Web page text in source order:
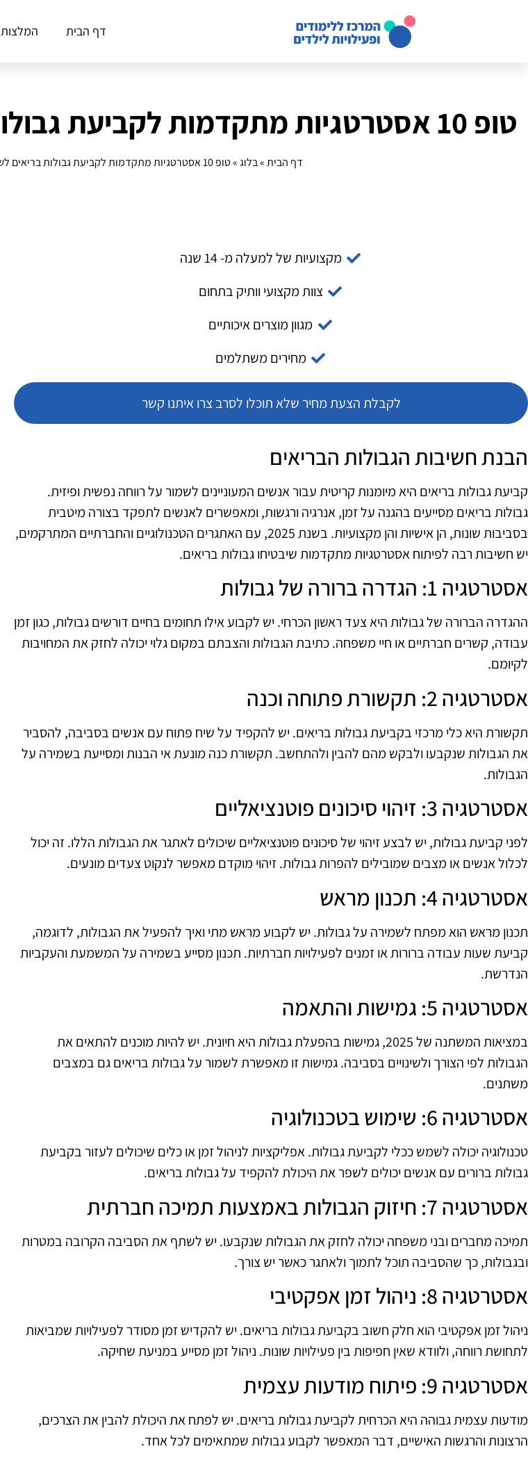
דף הבית המלצות
טופ 10 אסטרטגיות מתקדמות לקביעת גבולות בריאים לשנת 2025
דף הבית»בלוג»טופ 10 אסטרטגיות מתקדמות לקביעת גבולות בריאים לשנת 2025
מקצועיות של למעלה מ- 14 שנה
צוות מקצועי וותיק בתחום
מגוון מוצרים איכותיים
מחירים משתלמים
לקבלת הצעת מחיר שלא תוכלו לסרב צרו איתנו קשר
הבנת חשיבות הגבולות הבריאים
קביעת גבולות בריאים היא מיומנות קריטית עבור אנשים המעוניינים לשמור על רווחה נפשית ופיזית.
גבולות בריאים מסייעים בהגנה על זמן, אנרגיה ורגשות, ומאפשרים לאנשים לתפקד בצורה מיטבית
בסביבות שונות, הן אישיות והן מקצועיות. בשנת 2025, עם האתגרים הטכנולוגיים והחברתיים המתרקמים,
יש חשיבות רבה לפיתוח אסטרטגיות מתקדמות שיבטיחו גבולות בריאים.
אסטרטגיה 1: הגדרה ברורה של גבולות
ההגדרה הברורה של גבולות היא צעד ראשון הכרחי. יש לקבוע אילו תחומים בחיים דורשים גבולות, כגון זמן
עבודה, קשרים חברתיים או חיי משפחה. כתיבת הגבולות והצבתם במקום גלוי יכולה לחזק את המחויבות
לקיומם.
אסטרטגיה 2: תקשורת פתוחה וכנה
תקשורת היא כלי מרכזי בקביעת גבולות בריאים. יש להקפיד על שיח פתוח עם אנשים בסביבה, להסביר
את הגבולות שנקבעו ולבקש מהם להבין ולהתחשב. תקשורת כנה מונעת אי הבנות ומסייעת בשמירה על
הגבולות.
אסטרטגיה 3: זיהוי סיכונים פוטנציאליים
לפני קביעת גבולות, יש לבצע זיהוי של סיכונים פוטנציאליים שיכולים לאתגר את הגבולות הללו. זה יכול
לכלול אנשים או מצבים שמובילים להפרות גבולות. זיהוי מוקדם מאפשר לנקוט צעדים מונעים.
אסטרטגיה 4: תכנון מראש
תכנון מראש הוא מפתח לשמירה על גבולות. יש לקבוע מראש מתי ואיך להפעיל את הגבולות, לדוגמה,
קביעת שעות עבודה ברורות או זמנים לפעילויות חברתיות. תכנון מסייע בשמירה על המשמעת והעקביות
הנדרשת.
אסטרטגיה 5: גמישות והתאמה
במציאות המשתנה של 2025, גמישות בהפעלת גבולות היא חיונית. יש להיות מוכנים להתאים את
הגבולות לפי הצורך ולשינויים בסביבה. גמישות זו מאפשרת לשמור על גבולות בריאים גם במצבים
משתנים.
אסטרטגיה 6: שימוש בטכנולוגיה
טכנולוגיה יכולה לשמש ככלי לקביעת גבולות. אפליקציות לניהול זמן או כלים שיכולים לעזור בקביעת
גבולות ברורים עם אנשים יכולים לשפר את היכולת להקפיד על גבולות בריאים.
אסטרטגיה 7: חיזוק הגבולות באמצעות תמיכה חברתית
תמיכה מחברים ובני משפחה יכולה לחזק את הגבולות שנקבעו. יש לשתף את הסביבה הקרובה במטרות
ובגבולות, כך שהסביבה תוכל לתמוך ולאתגר כאשר יש צורך.
אסטרטגיה 8: ניהול זמן אפקטיבי
ניהול זמן אפקטיבי הוא חלק חשוב בקביעת גבולות בריאים. יש להקדיש זמן מסודר לפעילויות שמביאות
לתחושת רווחה, ולוודא שאין חפיפות בין פעילויות שונות. ניהול זמן מסייע במניעת שחיקה.
אסטרטגיה 9: פיתוח מודעות עצמית
מודעות עצמית גבוהה היא הכרחית לקביעת גבולות בריאים. יש לפתח את היכולת להבין את הצרכים,
הרצונות והרגשות האישיים, דבר המאפשר לקבוע גבולות שמתאימים לכל אחד.